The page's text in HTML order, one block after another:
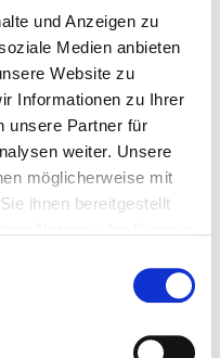
und Anzeigen zu
Medien anbieten
Website zu
Informationen zu Ihrer
unsere Partner für
weiter. Unsere
möglicherweise mit
ihnen bereitgestellt
Keller/Tiefgarage
Kunden
automatisch